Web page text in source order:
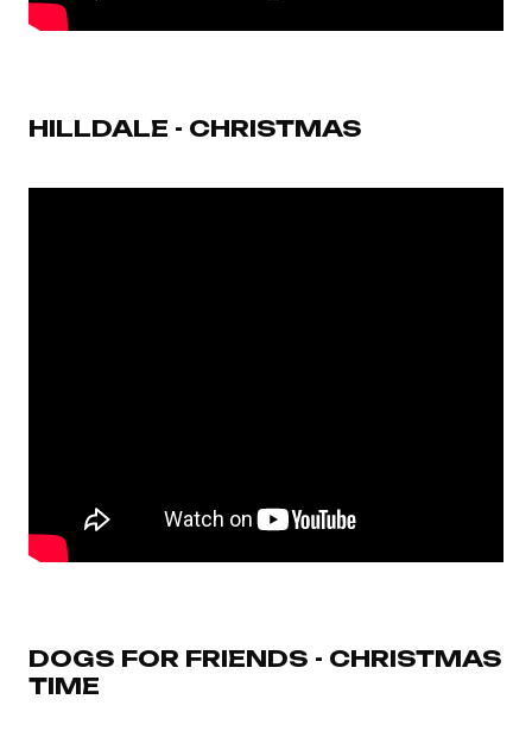
HILLDALE - CHRISTMAS
DOGS FOR FRIENDS - CHRISTMAS
TIME